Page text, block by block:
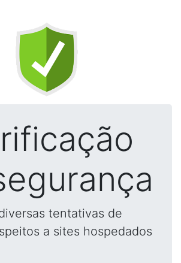
tentativas de
a sites hospedados